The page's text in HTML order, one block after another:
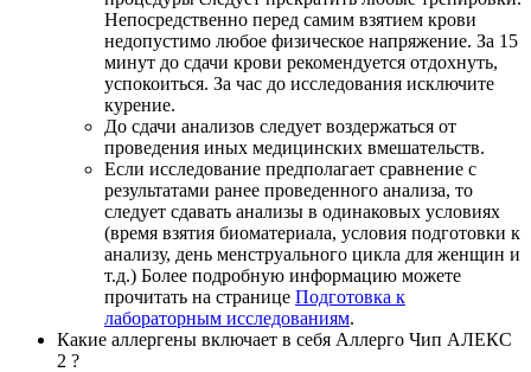
Непосредственно перед самим взятием крови
недопустимо любое физическое напряжение. За 15
минут до сдачи крови рекомендуется отдохнуть,
успокоиться. За час до исследования исключите
курение.
До сдачи анализов следует воздержаться от
проведения иных медицинских вмешательств.
Если исследование предполагает сравнение с
результатами ранее проведенного анализа, то
следует сдавать анализы в одинаковых условиях
(время взятия биоматериала, условия подготовки к
анализу, день менструального цикла для женщин и
т.д.) Более подробную информацию можете
прочитать на странице Подготовка к
лабораторным исследованиям.
Какие аллергены включает в себя Аллерго Чип АЛЕКС
2 ?